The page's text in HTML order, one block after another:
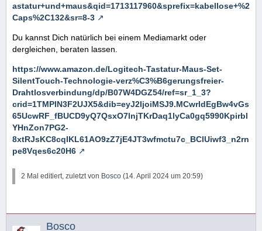
astatur+und+maus&qid=1713117960&sprefix=kabellose+%2
Caps%2C132&sr=8-3
Du kannst Dich natürlich bei einem Mediamarkt oder
dergleichen, beraten lassen.
https://www.amazon.de/Logitech-Tastatur-Maus-Set-
SilentTouch-Technologie-verz%C3%B6gerungsfreier-
Drahtlosverbindung/dp/B07W4DGZ54/ref=sr_1_3?
crid=1TMPIN3F2UJX5&dib=eyJ2IjoiMSJ9.MCwrldEgBw4vGs
65UcwRF_fBUCD9yQ7QsxO7lnjTKrDaq1lyCa0gq5990Kpirbl
YHnZon7PG2-
8xtRJsKC8cqIKL61AO9zZ7jE4JT3wfmctu7c_BClUiwf3_n2rn
pe8Vqes6c20H6
2 Mal editiert, zuletzt von Bosco (14. April 2024 um 20:59)
Bosco